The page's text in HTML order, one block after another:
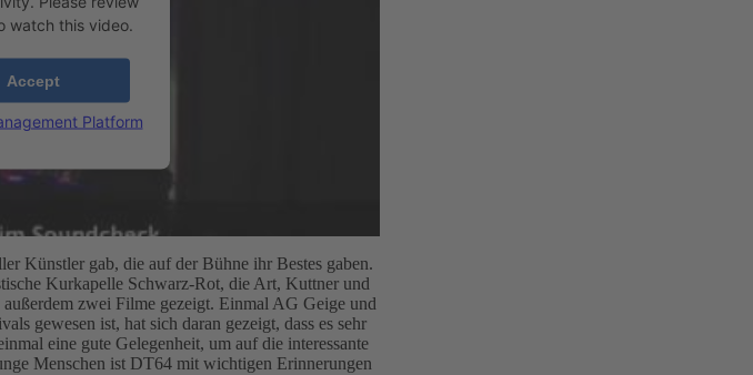
watch this video.
Accept
Platform
Künstler gab, die auf der Bühne ihr Bestes gaben.
Kurkapelle Schwarz-Rot, die Art, Kuttner und
zwei Filme gezeigt. Einmal AG Geige und
gewesen ist, hat sich daran gezeigt, dass es sehr
eine gute Gelegenheit, um auf die interessante
Menschen ist DT64 mit wichtigen Erinnerungen